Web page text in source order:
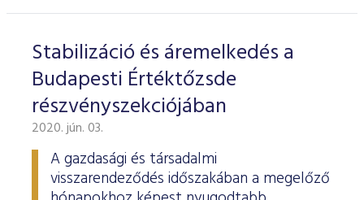
Stabilizáció és áremelkedés a
Budapesti Értéktőzsde
részvényszekciójában
2020. jún. 03.
A gazdasági és társadalmi
visszarendeződés időszakában a megelőző